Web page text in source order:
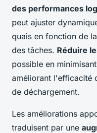
des performances
peut ajuster
quais en fonction de
des tâches. Réduire
possible en
améliorant l'efficacité
de déchargement.
Les améliorations
traduisent par une